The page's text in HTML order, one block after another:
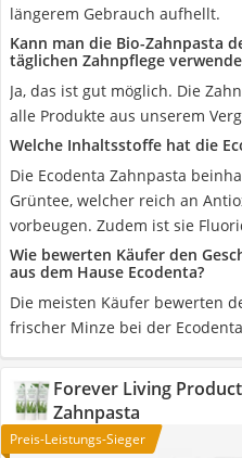
längerem Gebrauch aufhellt.
Kann man die Bio-Zahnpasta
täglichen Zahnpflege
Ja, das ist gut möglich. Die
alle Produkte aus unserem
Welche Inhaltsstoffe hat die
Die Ecodenta Zahnpasta
Grüntee, welcher reich an
vorbeugen. Zudem ist sie
Wie bewerten Käufer den
aus dem Hause Ecodenta?
Die meisten Käufer bewerten
frischer Minze bei der
Forever Living
Zahnpasta
Preis-Leistungs-Sieger